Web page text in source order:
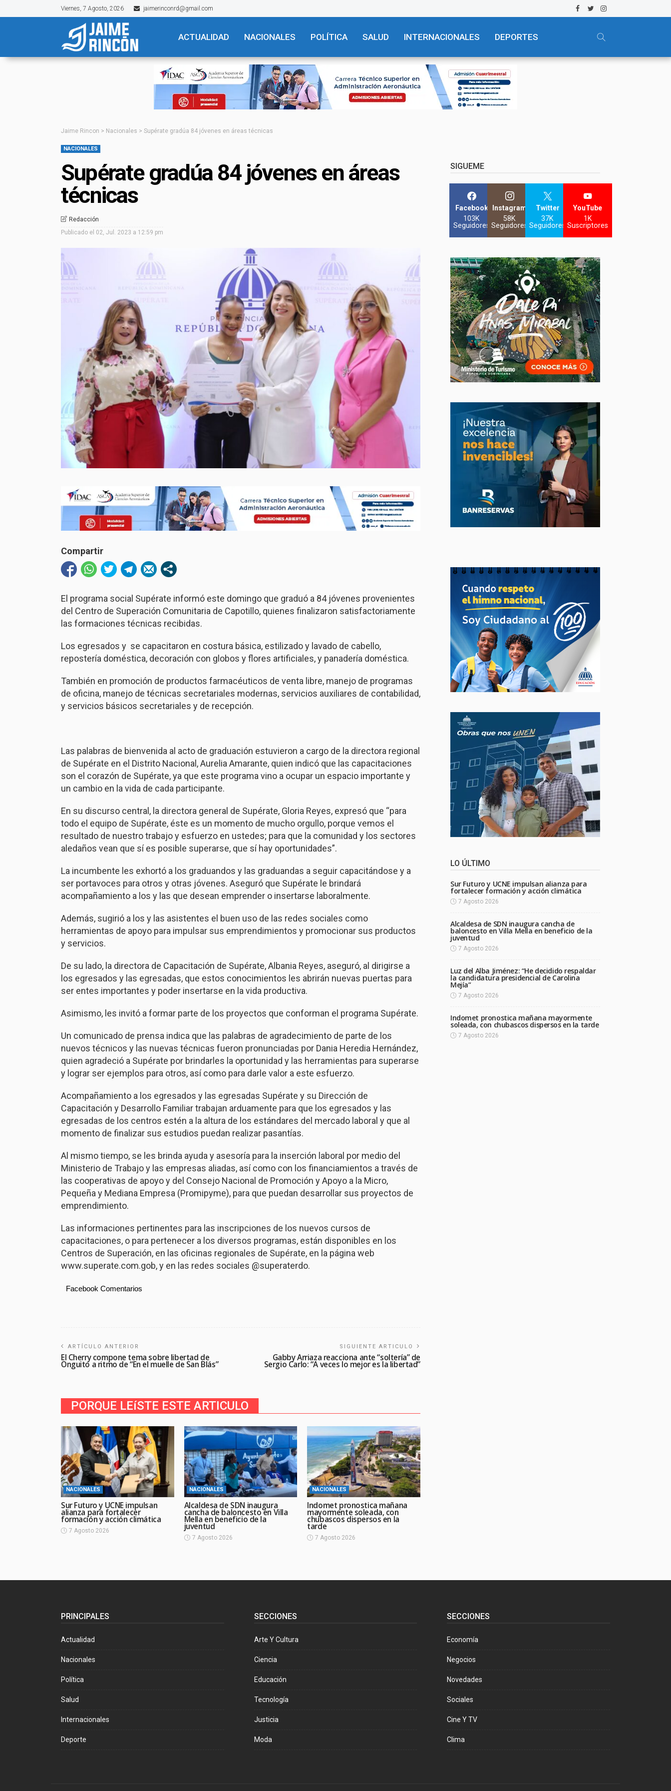
Viernes, 7 Agosto, 2026 jaimerinconrd@gmail.com
ACTUALIDAD NACIONALES POLÍTICA SALUD INTERNACIONALES DEPORTES
Jaime Rincon > Nacionales > Supérate gradúa 84 jóvenes en áreas técnicas
NACIONALES
Supérate gradúa 84 jóvenes en áreas
técnicas
Redacción
Publicado el 02, Jul. 2023 a 12:59 pm
Compartir
El programa social Supérate informó este domingo que graduó a 84 jóvenes provenientes
del Centro de Superación Comunitaria de Capotillo, quienes finalizaron satisfactoriamente
las formaciones técnicas recibidas.
Los egresados y se capacitaron en costura básica, estilizado y lavado de cabello,
repostería doméstica, decoración con globos y flores artificiales, y panadería doméstica.
También en promoción de productos farmacéuticos de venta libre, manejo de programas
de oficina, manejo de técnicas secretariales modernas, servicios auxiliares de contabilidad,
y servicios básicos secretariales y de recepción.
Las palabras de bienvenida al acto de graduación estuvieron a cargo de la directora regional
de Supérate en el Distrito Nacional, Aurelia Amarante, quien indicó que las capacitaciones
son el corazón de Supérate, ya que este programa vino a ocupar un espacio importante y
un cambio en la vida de cada participante.
En su discurso central, la directora general de Supérate, Gloria Reyes, expresó que “para
todo el equipo de Supérate, éste es un momento de mucho orgullo, porque vemos el
resultado de nuestro trabajo y esfuerzo en ustedes; para que la comunidad y los sectores
aledaños vean que sí es posible superarse, que sí hay oportunidades”.
La incumbente les exhortó a los graduandos y las graduandas a seguir capacitándose y a
ser portavoces para otros y otras jóvenes. Aseguró que Supérate le brindará
acompañamiento a los y las que desean emprender o insertarse laboralmente.
Además, sugirió a los y las asistentes el buen uso de las redes sociales como
herramientas de apoyo para impulsar sus emprendimientos y promocionar sus productos
y servicios.
De su lado, la directora de Capacitación de Supérate, Albania Reyes, aseguró, al dirigirse a
los egresados y las egresadas, que estos conocimientos les abrirán nuevas puertas para
ser entes importantes y poder insertarse en la vida productiva.
Asimismo, les invitó a formar parte de los proyectos que conforman el programa Supérate.
Un comunicado de prensa indica que las palabras de agradecimiento de parte de los
nuevos técnicos y las nuevas técnicas fueron pronunciadas por Dania Heredia Hernández,
quien agradeció a Supérate por brindarles la oportunidad y las herramientas para superarse
y lograr ser ejemplos para otros, así como para darle valor a este esfuerzo.
Acompañamiento a los egresados y las egresadas Supérate y su Dirección de
Capacitación y Desarrollo Familiar trabajan arduamente para que los egresados y las
egresadas de los centros estén a la altura de los estándares del mercado laboral y que al
momento de finalizar sus estudios puedan realizar pasantías.
Al mismo tiempo, se les brinda ayuda y asesoría para la inserción laboral por medio del
Ministerio de Trabajo y las empresas aliadas, así como con los financiamientos a través de
las cooperativas de apoyo y del Consejo Nacional de Promoción y Apoyo a la Micro,
Pequeña y Mediana Empresa (Promipyme), para que puedan desarrollar sus proyectos de
emprendimiento.
Las informaciones pertinentes para las inscripciones de los nuevos cursos de
capacitaciones, o para pertenecer a los diversos programas, están disponibles en los
Centros de Superación, en las oficinas regionales de Supérate, en la página web
www.superate.com.gob, y en las redes sociales @superaterdo.
Facebook Comentarios
ARTÍCULO ANTERIOR
El Cherry compone tema sobre libertad de
Onguito a ritmo de “En el muelle de San Blás”
SIGUIENTE ARTICULO
Gabby Arriaza reacciona ante “soltería” de
Sergio Carlo: “A veces lo mejor es la libertad”
PORQUE LEíSTE ESTE ARTICULO
NACIONALES
Sur Futuro y UCNE impulsan
alianza para fortalecer
formación y acción climática
7 Agosto 2026
NACIONALES
Alcaldesa de SDN inaugura
cancha de baloncesto en Villa
Mella en beneficio de la
juventud
7 Agosto 2026
NACIONALES
Indomet pronostica mañana
mayormente soleada, con
chubascos dispersos en la
tarde
7 Agosto 2026
SIGUEME
Facebook
103K
Seguidores
Instagram
58K
Seguidores
Twitter
37K
Seguidores
YouTube
1K
Suscriptores
LO ÚLTIMO
Sur Futuro y UCNE impulsan alianza para
fortalecer formación y acción climática
7 Agosto 2026
Alcaldesa de SDN inaugura cancha de
baloncesto en Villa Mella en beneficio de la
juventud
7 Agosto 2026
Luz del Alba Jiménez: “He decidido respaldar
la candidatura presidencial de Carolina
Mejía”
7 Agosto 2026
Indomet pronostica mañana mayormente
soleada, con chubascos dispersos en la tarde
7 Agosto 2026
PRINCIPALES
Actualidad
Nacionales
Política
Salud
Internacionales
Deporte
SECCIONES
Arte Y Cultura
Ciencia
Educación
Tecnología
Justicia
Moda
SECCIONES
Economía
Negocios
Novedades
Sociales
Cine Y TV
Clima